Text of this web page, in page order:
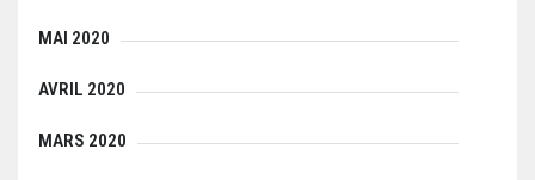
MAI 2020
AVRIL 2020
MARS 2020